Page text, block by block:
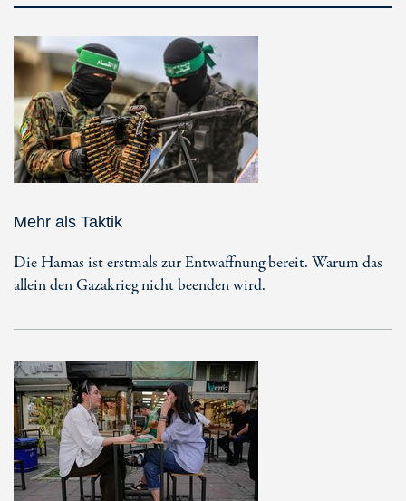
Mehr als Taktik
Die Hamas ist erstmals zur Entwaffnung bereit. Warum das
allein den Gazakrieg nicht beenden wird.